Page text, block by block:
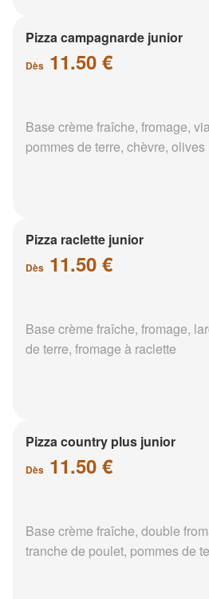
Pizza campagnarde junior
Dès 11.50 €
Base crème fraîche, fromage,
pommes de terre, chèvre, olives
Pizza raclette junior
Dès 11.50 €
Base crème fraîche, fromage,
de terre, fromage à raclette
Pizza country plus junior
Dès 11.50 €
Base crème fraîche, double
tranche de poulet, pommes de